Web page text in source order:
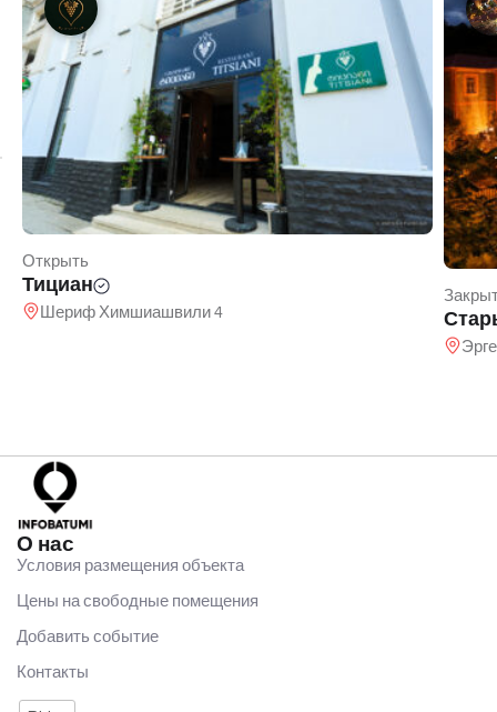
Открыть
Тициан
Шериф Химшиашвили 4
О нас
Условия размещения объекта
Цены на свободные помещения
Добавить событие
Контакты